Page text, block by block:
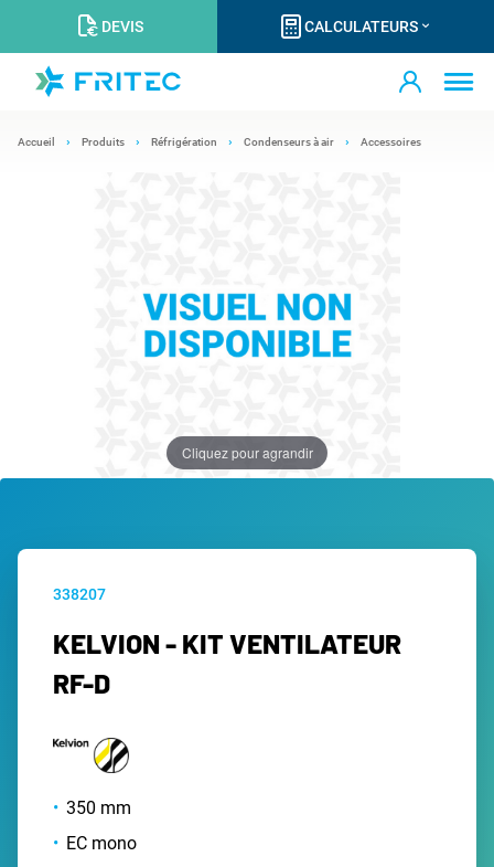
DEVIS CALCULATEURS
Accueil Produits Réfrigération Condenseurs à air Accessoires
Cliquez pour agrandir
338207
KELVION - KIT VENTILATEUR
RF-D
350 mm
EC mono